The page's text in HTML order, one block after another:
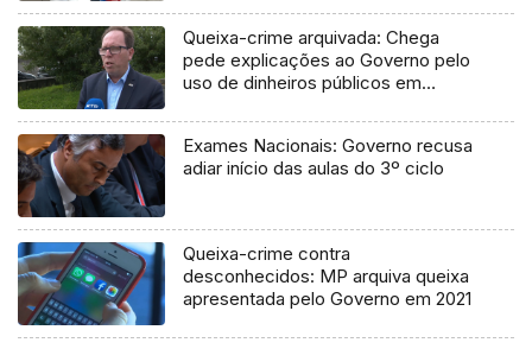
Queixa-crime arquivada: Chega
pede explicações ao Governo pelo
uso de dinheiros públicos em
Exames Nacionais: Governo recusa
adiar início das aulas do 3º ciclo
Queixa-crime contra
desconhecidos: MP arquiva queixa
apresentada pelo Governo em 2021